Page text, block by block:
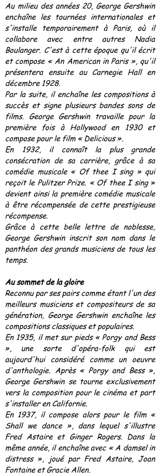
Au milieu des années 20, George Gershwin
enchaîne les tournées internationales et
s'installe temporairement à Paris, où il
collabore avec entre autres Nadia
Boulanger. C'est à cette époque qu'il écrit
et compose « An American in Paris », qu'il
présentera ensuite au Carnegie Hall en
décembre 1928.
Par la suite, il enchaîne les compositions à
succès et signe plusieurs bandes sons de
films. George Gershwin travaille pour la
première fois à Hollywood en 1930 et
compose pour le film « Delicious ».
En 1932, il connaît la plus grande
consécration de sa carrière, grâce à sa
comédie musicale « Of thee I sing » qui
reçoit le Pulitzer Prize. « Of thee I sing »
devient ainsi la première comédie musicale
à être récompensée de cette prestigieuse
récompense.
Grâce à cette belle lettre de noblesse,
George Gershwin inscrit son nom dans le
panthéon des grands musiciens de tous les
temps.
Au sommet de la gloire
Reconnu par ses pairs comme étant l'un des
meilleurs musiciens et compositeurs de sa
génération, George Gershwin enchaîne les
compositions classiques et populaires.
En 1935, il met sur pieds « Porgy and Bess
», une sorte d'opéra-folk qui est
aujourd'hui considéré comme un oeuvre
d'anthologie. Après « Porgy and Bess »,
George Gershwin se tourne exclusivement
vers la composition pour le cinéma et part
s'installer en Californie.
En 1937, il compose alors pour le film «
Shall we dance », dans lequel s'illustre
Fred Astaire et Ginger Rogers. Dans la
même année, il enchaîne avec « A damsel in
distress », joué par Fred Astaire, Joan
Fontaine et Gracie Allen.